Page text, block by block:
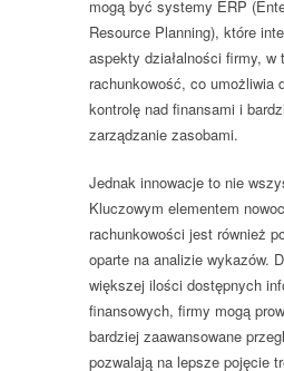
mogą być systemy ERP
Resource Planning), które
aspekty działalności firmy, w
rachunkowość, co umożliwia
kontrolę nad finansami i
zarządzanie zasobami.
Jednak innowacje to nie
Kluczowym elementem
rachunkowości jest również
oparte na analizie wykazów.
większej ilości dostępnych
finansowych, firmy mogą
bardziej zaawansowane
pozwalają na lepsze pojęcie